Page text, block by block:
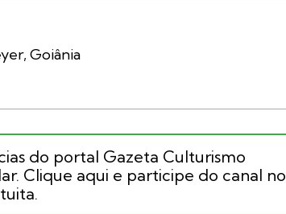
do portal Gazeta Culturismo
Clique aqui e participe do canal no